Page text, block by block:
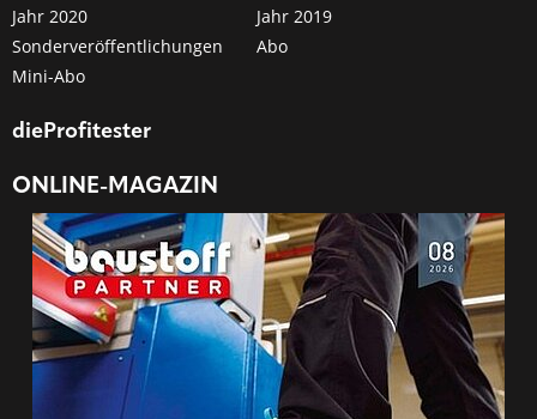
Jahr 2020
Jahr 2019
Sonderveröffentlichungen
Abo
Mini-Abo
dieProfitester
ONLINE-MAGAZIN